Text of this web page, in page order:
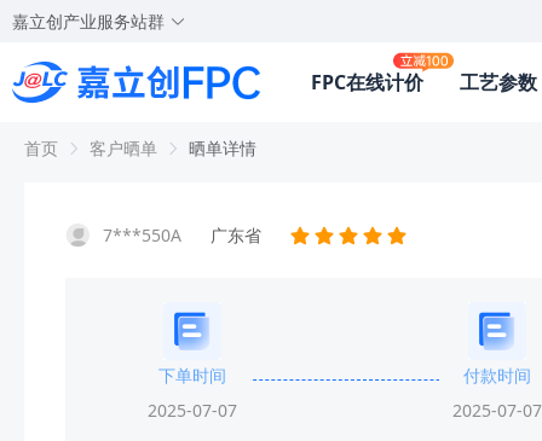
嘉立创产业服务站群
FPC在线计价 工艺参数
首页 客户晒单 晒单详情
7***550A 广东省
下单时间
2025-07-07
付款时间
2025-07-07